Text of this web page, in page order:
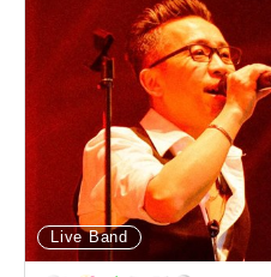
Live Band